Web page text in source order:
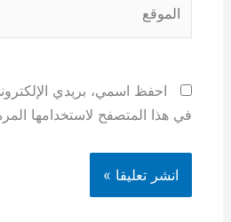
احفظ اسمي، بريدي
في هذا المتصفح لاستخدامها